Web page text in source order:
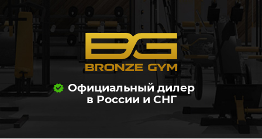
Официальный дилер
в России и СНГ